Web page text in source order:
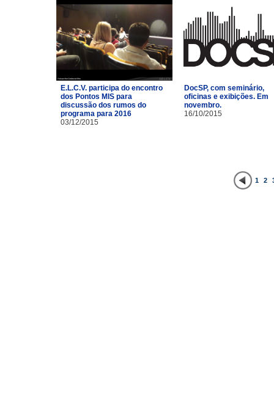
E.L.C.V. participa do encontro
dos Pontos MIS para
discussão dos rumos do
programa para 2016
03/12/2015
DocSP, com seminário,
oficinas e exibições. Em
novembro.
16/10/2015
1 2